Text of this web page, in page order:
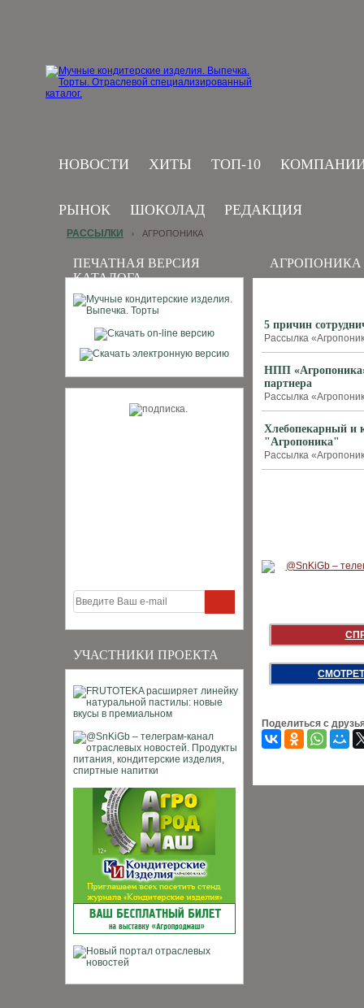
НОВОСТИ ХИТЫ ТОП-10
РЫНОК ШОКОЛАД РЕДАКЦИЯ
ПЕЧАТНАЯ ВЕРСИЯ
КАТАЛОГА
УЧАСТНИКИ ПРОЕКТА
РАССЫЛКИ › АГРОПОНИКА
АГРОПОНИКА
5 причин
Рассылка
НПП «Агропоника»
партнера
Рассылка
Хлебопекарный и
"Агропоника"
Рассылка
Поделиться с